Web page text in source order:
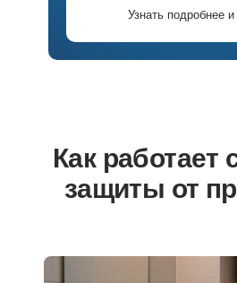
Узнать подробнее и
Как работает
защиты от